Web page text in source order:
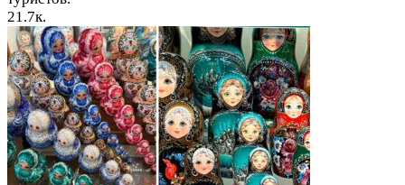
21.7к.